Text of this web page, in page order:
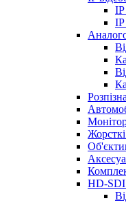
IP
IP
HD-SDI